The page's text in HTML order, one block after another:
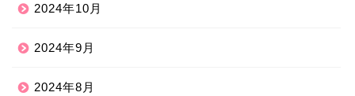
2024年10月
2024年9月
2024年8月